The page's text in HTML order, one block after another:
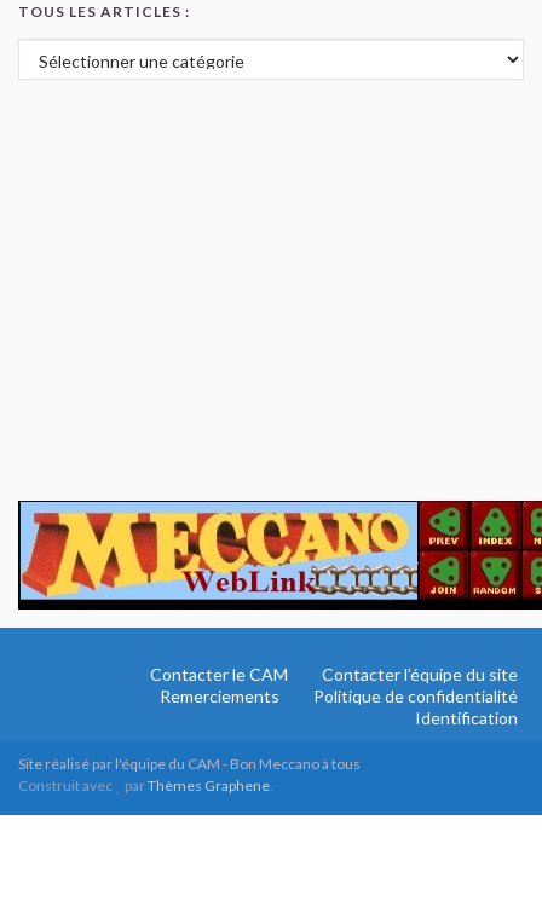
TOUS LES ARTICLES :
Tous les articles :
Contacter le CAM
Contacter l’équipe du site
Remerciements
Politique de confidentialité
Identification
Site réalisé par l'équipe du CAM - Bon Meccano à tous
Construit avec
parThèmes Graphene